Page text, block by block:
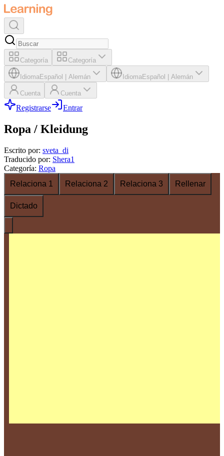
Categoría Categoría
IdiomaEspañol Alemán IdiomaEspañol Alemán
Cuenta Cuenta
Registrarse Entrar
Ropa / Kleidung
Escrito por: sveta_di
Traducido por: Shera1
Categoría: Ropa
Relaciona 1
Relaciona 2 Relaciona 3 Rellenar
Dictado